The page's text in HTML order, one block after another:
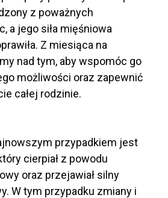
z poważnych
a jego siła mięśniowa
Z miesiąca na
nad tym, aby wspomóc go
możliwości oraz zapewnić
całej rodzinie.
przypadkiem jest
cierpiał z powodu
oraz przejawiał silny
W tym przypadku zmiany i